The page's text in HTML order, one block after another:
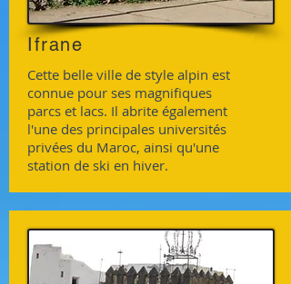
Ifrane
Cette belle ville de style alpin est
connue pour ses magnifiques
parcs et lacs. Il abrite également
l'une des principales universités
privées du Maroc, ainsi qu'une
station de ski en hiver.